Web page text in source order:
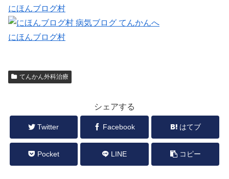
にほんブログ村
にほんブログ村
てんかん外科治療
シェアする
Twitter Facebook はてブ
Pocket LINE コピー